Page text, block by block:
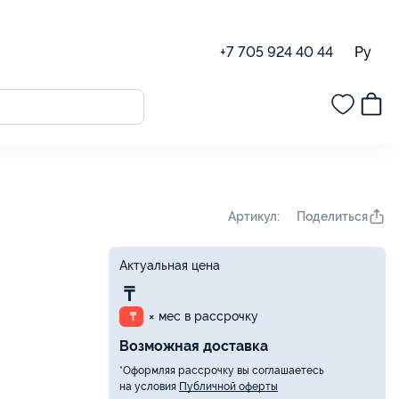
+7 705 924 40 44 Ру
Артикул: Поделиться
Актуальная цена
₸
₸ × мес в рассрочку
Возможная доставка
*Оформляя рассрочку вы соглашаетесь
на условия Публичной оферты